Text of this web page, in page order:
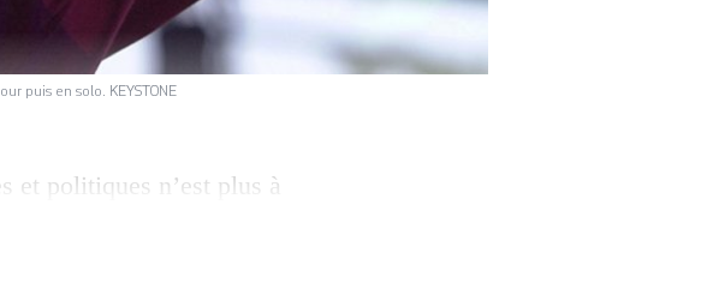
puis en solo. KEYSTONE
et politiques n’est plus à